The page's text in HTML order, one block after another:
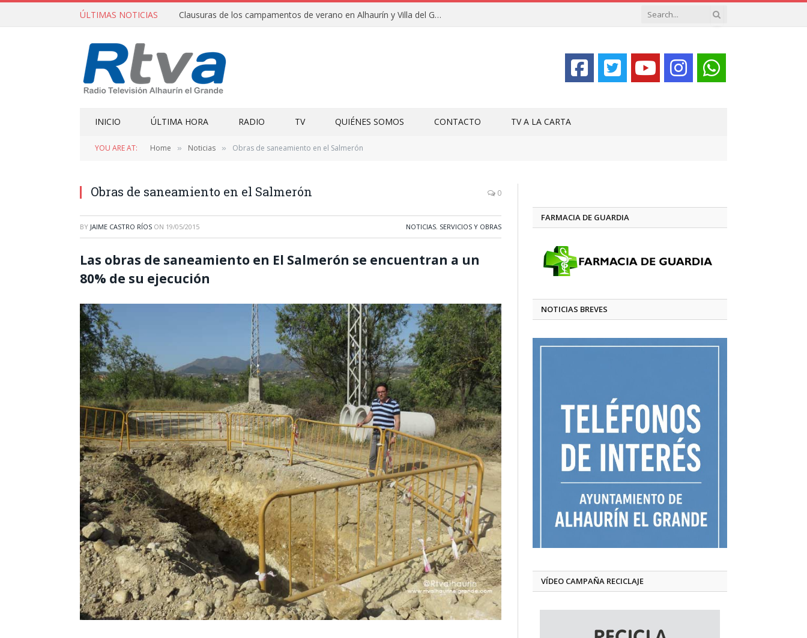
ÚLTIMAS NOTICIAS Clausuras de los campamentos de verano en Alhaurín y Villa del Guadalhorce 2026
INICIO ÚLTIMA HORA RADIO TV QUIÉNES SOMOS CONTACTO TV A LA CARTA
YOU ARE AT: Home » Noticias » Obras de saneamiento en el Salmerón
Obras de saneamiento en el Salmerón 0
BY JAIME CASTRO RÍOS ON 19/05/2015 NOTICIAS, SERVICIOS Y OBRAS
Las obras de saneamiento en El Salmerón se encuentran a un
80% de su ejecución
FARMACIA DE GUARDIA
NOTICIAS BREVES
VÍDEO CAMPAÑA RECICLAJE